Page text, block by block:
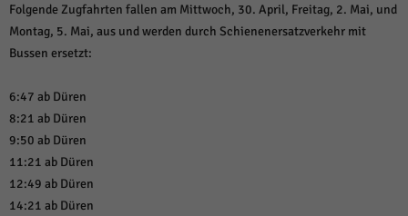
Folgende Zugfahrten fallen am Mittwoch, 30. April, Freitag, 2. Mai, und
Montag, 5. Mai, aus und werden durch Schienenersatzverkehr mit
Bussen ersetzt:
6:47 ab Düren
8:21 ab Düren
9:50 ab Düren
11:21 ab Düren
12:49 ab Düren
14:21 ab Düren
Statistiken (1)
Statistik Cookies erfassen Informationen anonym. Diese Informationen helfen
uns zu verstehen, wie unsere Besucher unsere Website nutzen.
Marketing (1)
Marketing-Cookies werden von Drittanbietern oder Publishern verwendet,
über Websites hinweg verfolgen.